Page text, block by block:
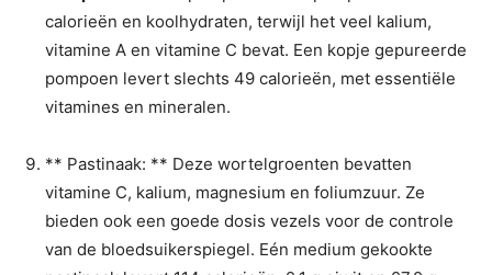
calorieën en koolhydraten, terwijl het veel kalium,
vitamine A en vitamine C bevat. Een kopje gepureerde
pompoen levert slechts 49 calorieën, met essentiële
vitamines en mineralen.
** Pastinaak: ** Deze wortelgroenten bevatten
vitamine C, kalium, magnesium en foliumzuur. Ze
bieden ook een goede dosis vezels voor de controle
van de bloedsuikerspiegel. Eén medium gekookte